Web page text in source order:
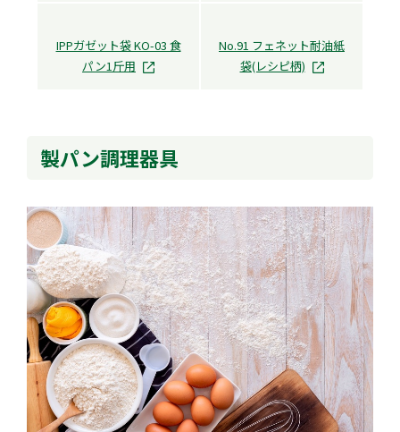
IPPガゼット袋 KO-03 食
パン1斤用
No.91 フェネット耐油紙
袋(レシピ柄)
製パン調理器具